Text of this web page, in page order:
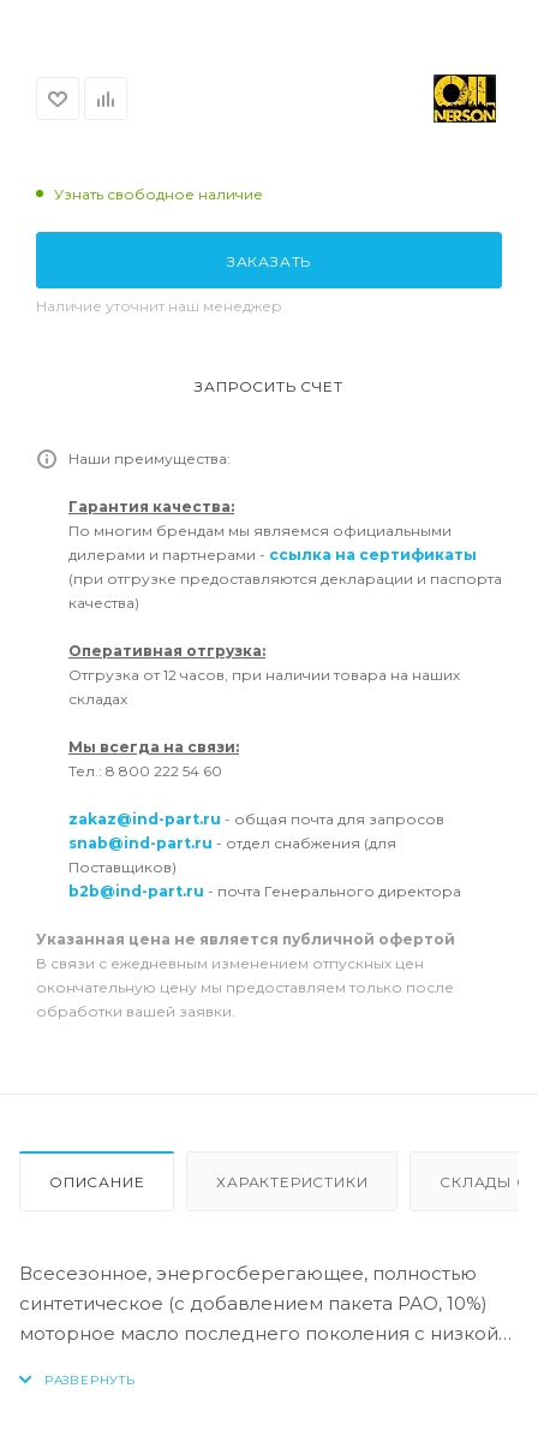
Узнать свободное наличие
ЗАКАЗАТЬ
Наличие уточнит наш менеджер
ЗАПРОСИТЬ СЧЕТ
Наши преимущества:
Гарантия качества:
По многим брендам мы являемся официальными
дилерами и партнерами - ссылка на сертификаты
(при отгрузке предоставляются декларации и паспорта
качества)
Оперативная отгрузка:
Отгрузка от 12 часов, при наличии товара на наших
складах
Мы всегда на связи:
Тел.: 8 800 222 54 60
zakaz@ind-part.ru - общая почта для запросов
snab@ind-part.ru - отдел снабжения (для
Поставщиков)
b2b@ind-part.ru - почта Генерального директора
Указанная цена не является публичной офертой
В связи с ежедневным изменением отпускных цен
окончательную цену мы предоставляем только после
обработки вашей заявки.
ОПИСАНИЕ ХАРАКТЕРИСТИКИ СКЛАДЫ
Всесезонное, энергосберегающее, полностью
синтетическое (с добавлением пакета РАО, 10%)
моторное масло последнего поколения с низкой